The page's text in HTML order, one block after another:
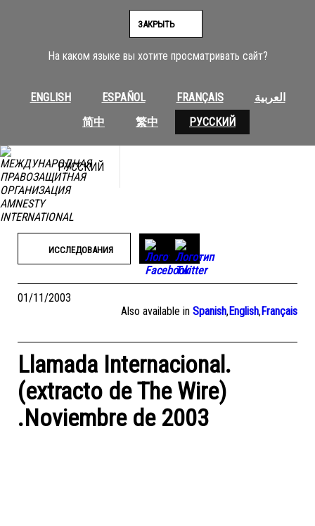
На каком языке вы хотите просматривать сайт?
ENGLISH ESPAÑOL FRANÇAIS
العربية
简中
繁中 РУССКИЙ
ЗАКРЫТЬ
РУССКИЙ
ИССЛЕДОВАНИЯ
01/11/2003
Also available in Spanish,English,Français
Llamada Internacional.
(extracto de The Wire)
.Noviembre de 2003